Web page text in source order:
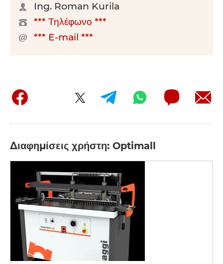
Ing. Roman Kurila
*** Τηλέφωνο ***
*** E-mail ***
Διαφημίσεις χρήστη: Optimall